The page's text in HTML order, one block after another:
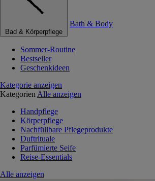
Bad & Körperpflege
Bath & Body
Sommer-Routine
Bestseller
Geschenkideen
Kategorie anzeigen
Kategorien Alle anzeigen
Handpflege
Körperpflege
Nachfüllbare Pflegeprodukte
Duftrituale
Parfümierte Seife
Reise-Essentials
Alle anzeigen